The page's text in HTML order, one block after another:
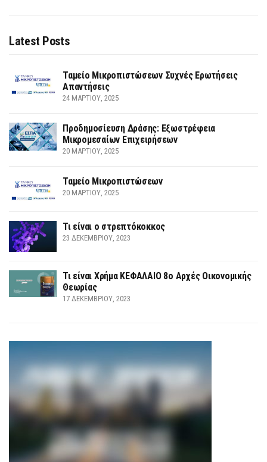
Latest Posts
Ταμείο Μικροπιστώσεων Συχνές Ερωτήσεις
Απαντήσεις
24 ΜΑΡΤΊΟΥ, 2025
Προδημοσίευση Δράσης: Εξωστρέφεια
Μικρομεσαίων Επιχειρήσεων
20 ΜΑΡΤΊΟΥ, 2025
Ταμείο Μικροπιστώσεων
20 ΜΑΡΤΊΟΥ, 2025
Τι είναι ο στρεπτόκοκκος
23 ΔΕΚΕΜΒΡΊΟΥ, 2023
Τι είναι Χρήμα ΚΕΦΑΛΑΙΟ 8ο Αρχές Οικονομικής
Θεωρίας
17 ΔΕΚΕΜΒΡΊΟΥ, 2023